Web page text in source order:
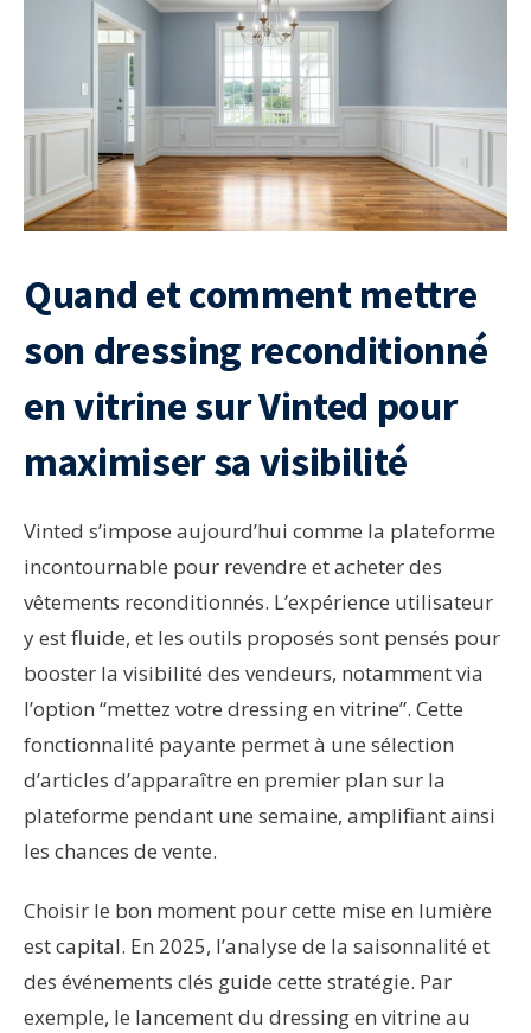
Quand et comment mettre
son dressing reconditionné
en vitrine sur Vinted pour
maximiser sa visibilité
Vinted s’impose aujourd’hui comme la plateforme
incontournable pour revendre et acheter des
vêtements reconditionnés. L’expérience utilisateur
y est fluide, et les outils proposés sont pensés pour
booster la visibilité des vendeurs, notamment via
l’option “mettez votre dressing en vitrine”. Cette
fonctionnalité payante permet à une sélection
d’articles d’apparaître en premier plan sur la
plateforme pendant une semaine, amplifiant ainsi
les chances de vente.
Choisir le bon moment pour cette mise en lumière
est capital. En 2025, l’analyse de la saisonnalité et
des événements clés guide cette stratégie. Par
exemple, le lancement du dressing en vitrine au